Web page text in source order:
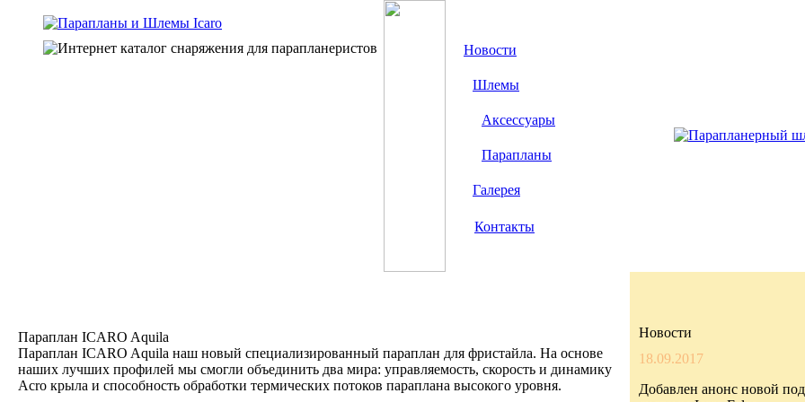
Новости
Шлемы
Аксессуары
Парапланы
Галерея
Контакты
Параплан ICARO Aquila
Параплан ICARO Aquila наш новый специализированный параплан для фристайла. На основе
наших лучших профилей мы смогли объединить два мира: управляемость, скорость и динамику
Acro крыла и способность обработки термических потоков параплана высокого уровня.
Новости
18.09.2017
Добавлен анонс новой